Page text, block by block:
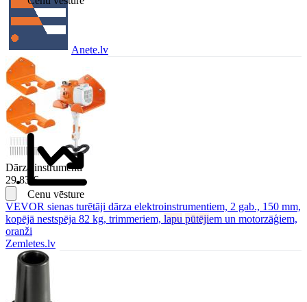
Anete.lv
Dārza instrumenti
29.83 €
VEVOR sienas turētāji dārza elektroinstrumentiem, 2 gab., 150 mm,
kopējā nestspēja 82 kg, trimmeriem, lapu pūtējiem un motorzāģiem,
oranži
Zemletes.lv
Cenu vēsture